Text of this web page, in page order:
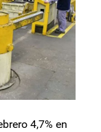
4,7% en